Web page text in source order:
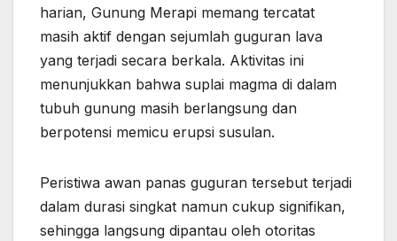
harian, Gunung Merapi memang tercatat
masih aktif dengan sejumlah guguran lava
yang terjadi secara berkala. Aktivitas ini
menunjukkan bahwa suplai magma di dalam
tubuh gunung masih berlangsung dan
berpotensi memicu erupsi susulan.
Peristiwa awan panas guguran tersebut terjadi
dalam durasi singkat namun cukup signifikan,
sehingga langsung dipantau oleh otoritas